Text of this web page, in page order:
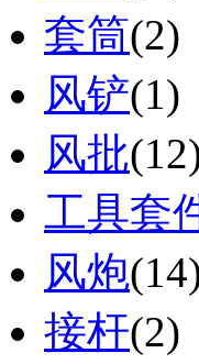
套筒(2)
风铲(1)
风批
工具套
风炮
接杆(2)